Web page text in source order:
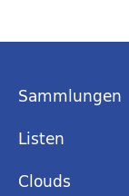
Sammlungen
Listen
Clouds